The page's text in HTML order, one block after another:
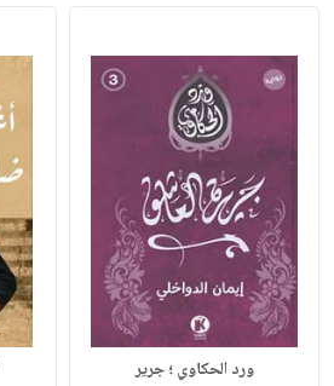
ورد الحكاوي ؛ جرير